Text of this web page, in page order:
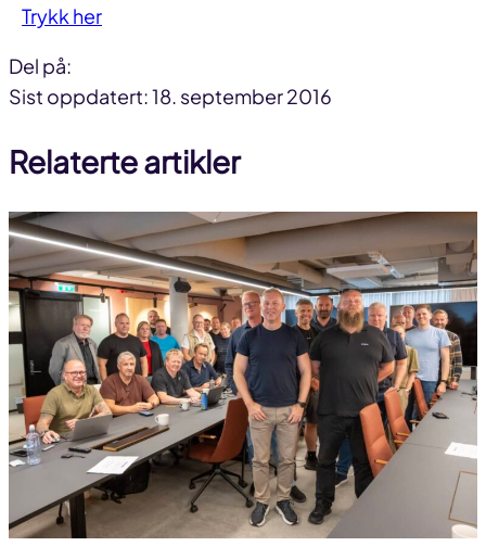
Trykk her
Del på:
Del
facebook
Del
linkedin
Del
Sist oppdatert: 18. september 2016
Relaterte artikler